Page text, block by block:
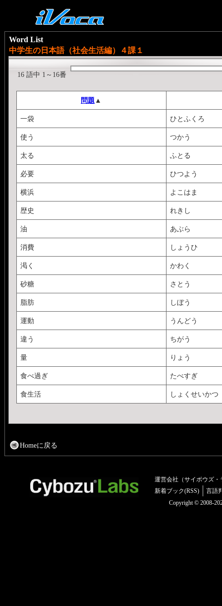
Word List
中学生の日本語（社会生活編）４課１
16 語中 1～16番
問題 ▲
一袋 ひとふくろ
使う つかう
太る ふとる
必要 ひつよう
横浜 よこはま
歴史 れきし
油 あぶら
消費 しょうひ
渇く かわく
砂糖 さとう
脂肪 しぼう
運動 うんどう
違う ちがう
量 りょう
食べ過ぎ たべすぎ
食生活 しょくせいかつ
Homeに戻る
運営会社（サイボウズ・
新着ブック(RSS)
言語
Copyright © 2008-